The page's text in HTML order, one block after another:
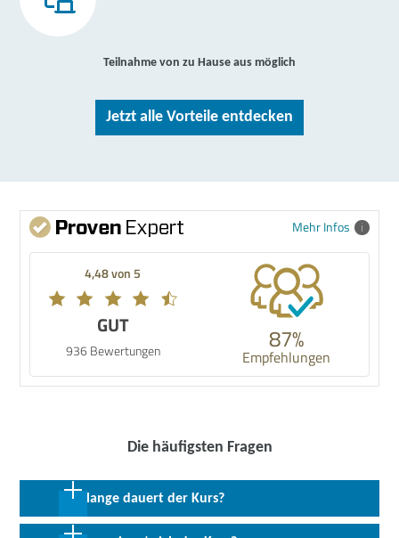
Teilnahme von zu Hause aus möglich
Jetzt alle Vorteile entdecken
Mehr Infos
4,48 von 5
GUT
936 Bewertungen 87%
Empfehlungen
Die häufigsten Fragen
Wie lange dauert der Kurs?